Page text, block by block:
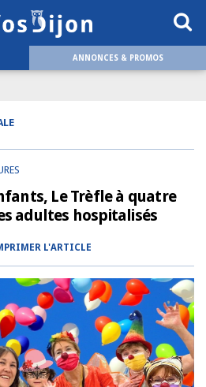
ANNONCES & PROMOS
Le Trèfle à quatre
adultes hospitalisés
L'ARTICLE